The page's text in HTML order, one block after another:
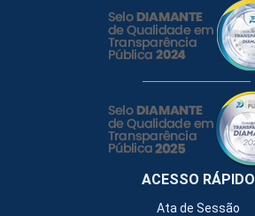
ACESSO RÁPIDO
Ata de Sessão